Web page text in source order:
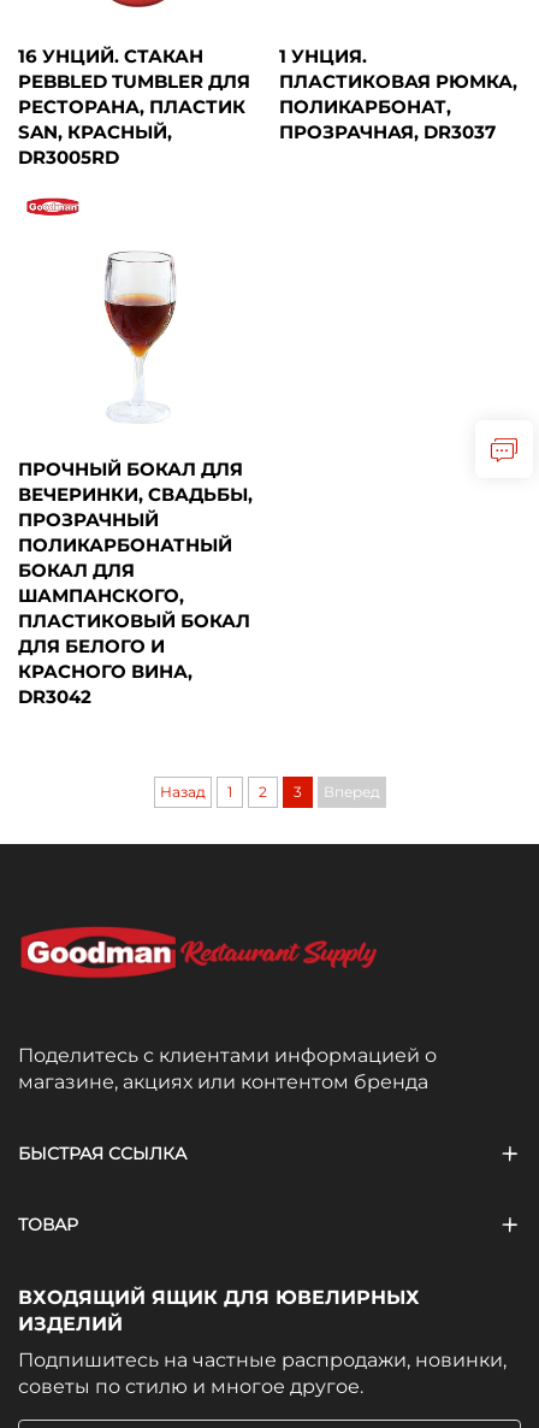
16 УНЦИЙ. СТАКАН
PEBBLED TUMBLER ДЛЯ
РЕСТОРАНА, ПЛАСТИК
SAN, КРАСНЫЙ,
DR3005RD
1 УНЦИЯ.
ПЛАСТИКОВАЯ РЮМКА,
ПОЛИКАРБОНАТ,
ПРОЗРАЧНАЯ, DR3037
ПРОЧНЫЙ БОКАЛ ДЛЯ
ВЕЧЕРИНКИ, СВАДЬБЫ,
ПРОЗРАЧНЫЙ
ПОЛИКАРБОНАТНЫЙ
БОКАЛ ДЛЯ
ШАМПАНСКОГО,
ПЛАСТИКОВЫЙ БОКАЛ
ДЛЯ БЕЛОГО И
КРАСНОГО ВИНА,
DR3042
Назад 1 2 3 Вперед
Поделитесь с клиентами информацией о
магазине, акциях или контентом бренда
БЫСТРАЯ ССЫЛКА
ТОВАР
ВХОДЯЩИЙ ЯЩИК ДЛЯ ЮВЕЛИРНЫХ
ИЗДЕЛИЙ
Подпишитесь на частные распродажи, новинки,
советы по стилю и многое другое.